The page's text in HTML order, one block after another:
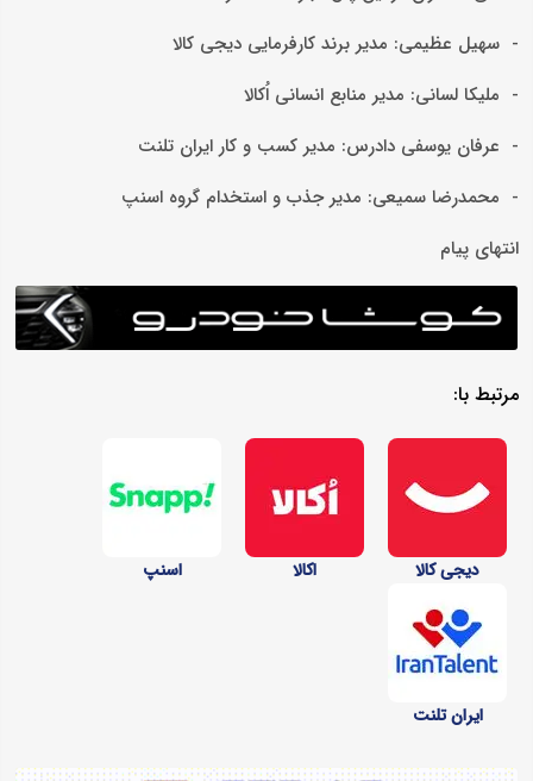
- سهیل عظیمی: مدیر برند کارفرمایی دیجی کالا
- ملیکا لسانی: مدیر منابع انسانی اُکالا
- عرفان یوسفی دادرس: مدیر کسب و کار ایران تلنت
- محمدرضا سمیعی: مدیر جذب و استخدام گروه اسنپ
انتهای پیام
مرتبط با:
دیجی کالا اکالا اسنپ
ایران تلنت